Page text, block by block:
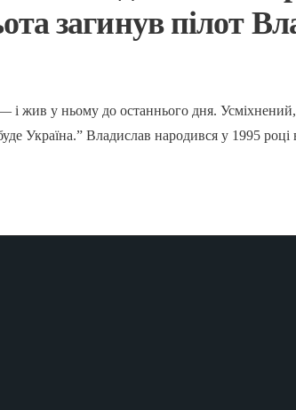
загинув пілот
і жив у ньому до останнього дня.
Україна.” Владислав народився у 1995